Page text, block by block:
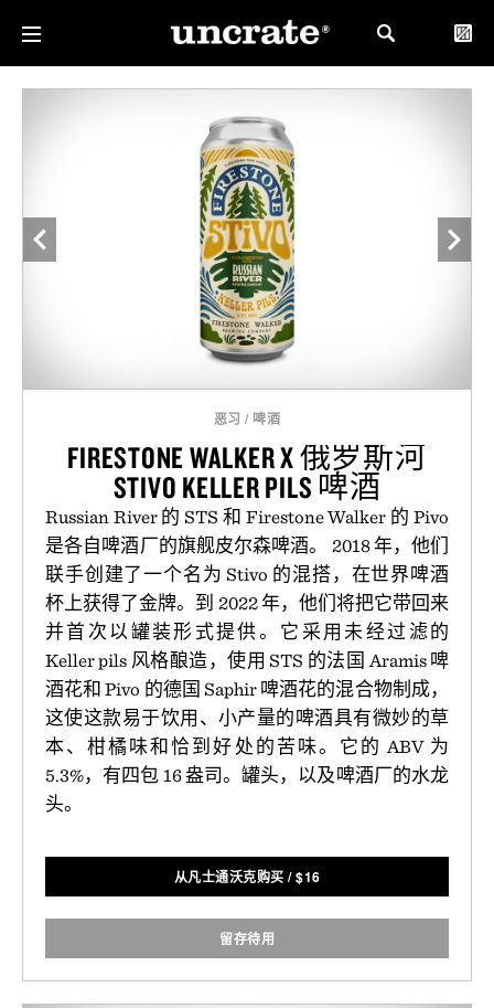
恶习 / 啤酒
FIRESTONE WALKER X 俄罗斯河
STIVO KELLER PILS 啤酒
Russian River 的 STS 和 Firestone Walker 的 Pivo
是各自啤酒厂的旗舰皮尔森啤酒。 2018 年，他们
联手创建了一个名为 Stivo 的混搭，在世界啤酒
杯上获得了金牌。到 2022 年，他们将把它带回来
并首次以罐装形式提供。它采用未经过滤的
Keller pils 风格酿造，使用 STS 的法国 Aramis 啤
酒花和 Pivo 的德国 Saphir 啤酒花的混合物制成，
这使这款易于饮用、小产量的啤酒具有微妙的草
本、柑橘味和恰到好处的苦味。它的 ABV 为
5.3%，有四包 16 盎司。罐头，以及啤酒厂的水龙
头。
从凡士通沃克购买 /$16
留存待用